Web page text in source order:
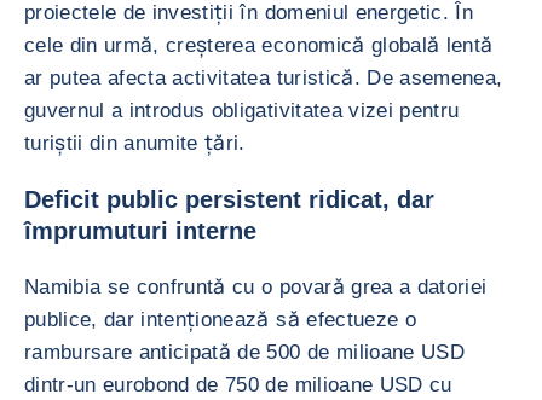
proiectele de investiții în domeniul energetic. În
cele din urmă, creșterea economică globală lentă
ar putea afecta activitatea turistică. De asemenea,
guvernul a introdus obligativitatea vizei pentru
turiștii din anumite țări.
Deficit public persistent ridicat, dar
împrumuturi interne
Namibia se confruntă cu o povară grea a datoriei
publice, dar intenționează să efectueze o
rambursare anticipată de 500 de milioane USD
dintr-un eurobond de 750 de milioane USD cu